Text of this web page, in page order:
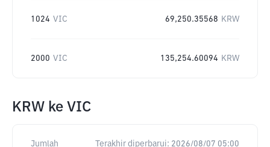
1024 VIC 69,250.35568 KRW
2000 VIC 135,254.60094 KRW
KRW ke VIC
Jumlah Terakhir diperbarui: 2026/08/07 05:00